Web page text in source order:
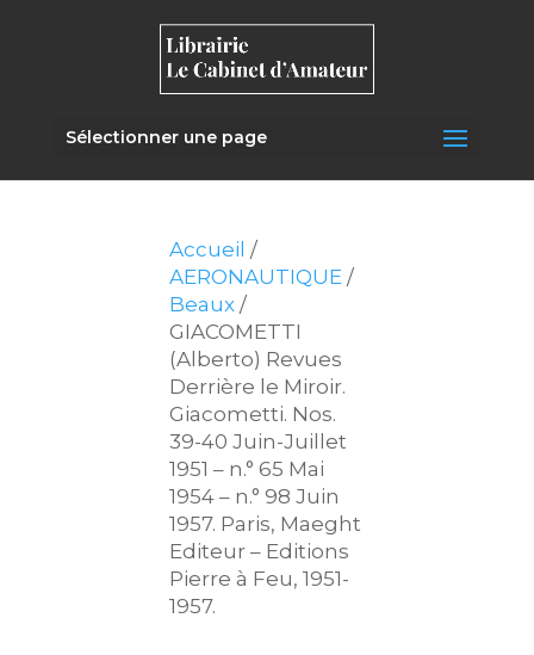
Sélectionner une page
Accueil /
AERONAUTIQUE /
Beaux /
GIACOMETTI
(Alberto) Revues
Derrière le Miroir.
Giacometti. Nos.
39-40 Juin-Juillet
1951 – n.° 65 Mai
1954 – n.° 98 Juin
1957. Paris, Maeght
Editeur – Editions
Pierre à Feu, 1951-
1957.